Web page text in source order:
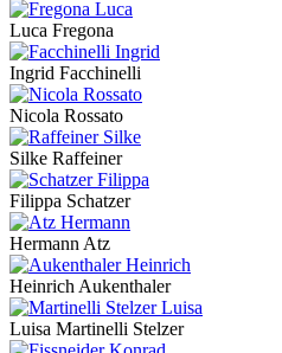
Luca Fregona
Ingrid Facchinelli
Nicola Rossato
Silke Raffeiner
Filippa Schatzer
Hermann Atz
Heinrich Aukenthaler
Luisa Martinelli Stelzer